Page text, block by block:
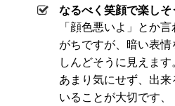
なるべく笑顔で楽しそ
「顔色悪いよ」とか
がちですが、暗い表
しんどそうに見えます
あまり気にせず、出
いることが大切です、